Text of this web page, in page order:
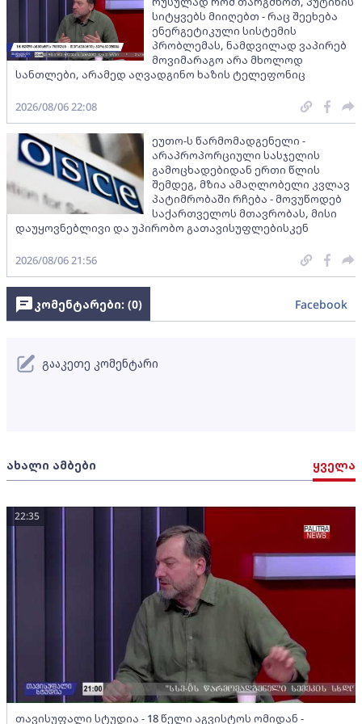
სიტყვებს მიიღებთ - რაც შეეხება
ენერგეტიკული სისტემის
პრობლემას, ნამდვილად ვაპირებ
მოვიმარაგო არა მხოლოდ
სანთლები, არამედ აღვადგინო ხაზის ტელეფონიც
2026/08/06 22:08
ეუთო-ს წარმომადგენელი -
არაპროპორციული სასჯელის
გამოცხადებიდან ერთი წლის
შემდეგ, მზია ამაღლობელი კვლავ
პატიმრობაში რჩება - მოვუწოდებ
საქართველოს მთავრობას, მისი
დაუყოვნებლივი და უპირობო გათავისუფლებისკენ
2026/08/06 21:56
ახალი ამბები ყველა
თავისუფალი სტუდია - 18 წელი აგვისტოს ომიდან -
22:35
კომენტარები: (0) Facebook
გააკეთე კომენტარი